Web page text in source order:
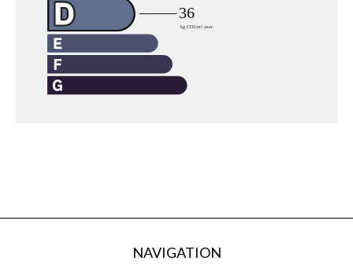
NAVIGATION